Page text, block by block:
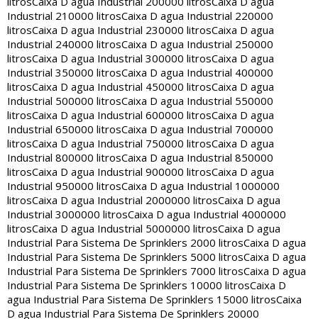
Industrial 210000 litrosCaixa D agua Industrial 220000
litrosCaixa D agua Industrial 230000 litrosCaixa D agua
Industrial 240000 litrosCaixa D agua Industrial 250000
litrosCaixa D agua Industrial 300000 litrosCaixa D agua
Industrial 350000 litrosCaixa D agua Industrial 400000
litrosCaixa D agua Industrial 450000 litrosCaixa D agua
Industrial 500000 litrosCaixa D agua Industrial 550000
litrosCaixa D agua Industrial 600000 litrosCaixa D agua
Industrial 650000 litrosCaixa D agua Industrial 700000
litrosCaixa D agua Industrial 750000 litrosCaixa D agua
Industrial 800000 litrosCaixa D agua Industrial 850000
litrosCaixa D agua Industrial 900000 litrosCaixa D agua
Industrial 950000 litrosCaixa D agua Industrial 1000000
litrosCaixa D agua Industrial 2000000 litrosCaixa D agua
Industrial 3000000 litrosCaixa D agua Industrial 4000000
litrosCaixa D agua Industrial 5000000 litrosCaixa D agua
Industrial Para Sistema De Sprinklers 2000 litrosCaixa D agua
Industrial Para Sistema De Sprinklers 5000 litrosCaixa D agua
Industrial Para Sistema De Sprinklers 7000 litrosCaixa D agua
Industrial Para Sistema De Sprinklers 10000 litrosCaixa D
agua Industrial Para Sistema De Sprinklers 15000 litrosCaixa
D agua Industrial Para Sistema De Sprinklers 20000